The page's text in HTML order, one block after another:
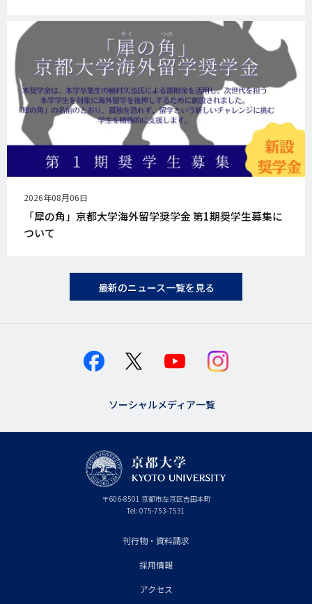
公
開
日
2026年08月06日
「犀の角」京都大学海外留学奨学金 第1期奨学生募集に
ついて
最新のニュース一覧を見る
ソーシャルメディア一覧
〒606-8501 京
都
府
京都市左京区吉田本町
Tel: 075-753-7531
刊行物・資料請求
採用情報
アクセス